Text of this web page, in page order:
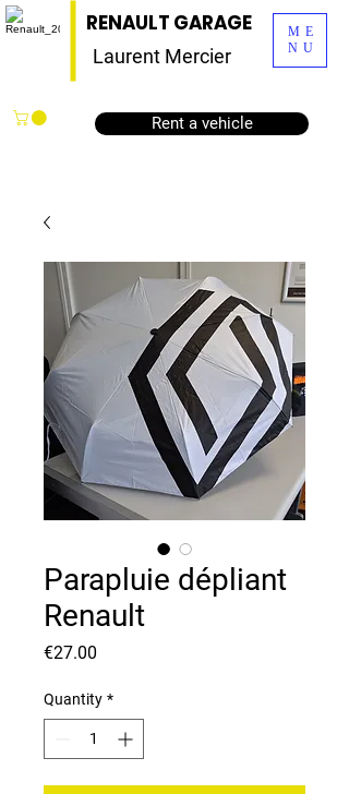
Rent a vehicle
Laurent Mercier
RENAULT GARAGE
ME
NU
Parapluie dépliant
Renault
€27.00
Quantity *